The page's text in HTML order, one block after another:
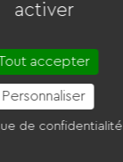
activer
accepter
Personnaliser
de confidentialité